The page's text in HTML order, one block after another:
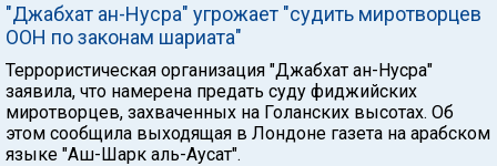
"Джабхат ан-Нусра" угрожает "судить миротворцев
ООН по законам шариата"
Террористическая организация "Джабхат ан-Нусра"
заявила, что намерена предать суду фиджийских
миротворцев, захваченных на Голанских высотах. Об
этом сообщила выходящая в Лондоне газета на арабском
языке "Аш-Шарк аль-Аусат".